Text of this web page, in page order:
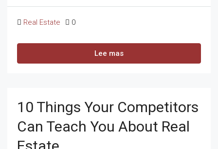
Real Estate 0
Lee mas
10 Things Your Competitors
Can Teach You About Real